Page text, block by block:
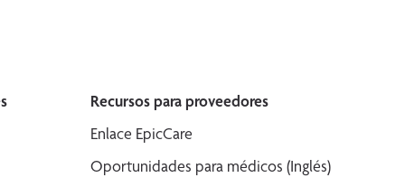
Recursos para proveedores
Enlace EpicCare
Oportunidades para médicos (Inglés)